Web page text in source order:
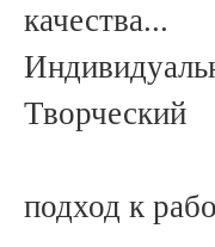
качества...
Творческий
подход к